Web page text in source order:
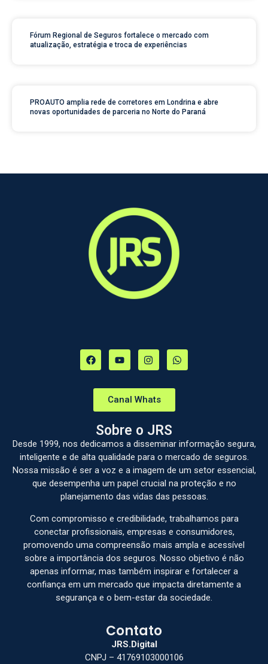
Fórum Regional de Seguros fortalece o mercado com
atualização, estratégia e troca de experiências
PROAUTO amplia rede de corretores em Londrina e abre
novas oportunidades de parceria no Norte do Paraná
Canal Whats
Sobre o JRS
Desde 1999, nos dedicamos a disseminar informação segura,
inteligente e de alta qualidade para o mercado de seguros.
Nossa missão é ser a voz e a imagem de um setor essencial,
que desempenha um papel crucial na proteção e no
planejamento das vidas das pessoas.
Com compromisso e credibilidade, trabalhamos para
conectar profissionais, empresas e consumidores,
promovendo uma compreensão mais ampla e acessível
sobre a importância dos seguros. Nosso objetivo é não
apenas informar, mas também inspirar e fortalecer a
confiança em um mercado que impacta diretamente a
segurança e o bem-estar da sociedade.
Contato
JRS.Digital
CNPJ – 41769103000106